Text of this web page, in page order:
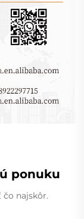
ponuku
čo najskôr.